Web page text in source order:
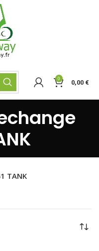
0 0,00 €
TANK